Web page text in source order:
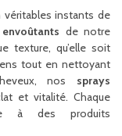
véritables instants de
de notre
texture, qu’elle soit
tout en nettoyant
nos sprays
et vitalité. Chaque
à des produits